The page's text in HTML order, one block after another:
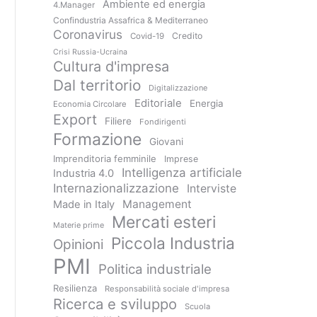
4.Manager Ambiente ed energia
Confindustria Assafrica & Mediterraneo
Coronavirus Covid-19 Credito
Crisi Russia-Ucraina
Cultura d'impresa
Dal territorio
Digitalizzazione
Economia Circolare
Editoriale Energia
Export Filiere Fondirigenti
Formazione
Giovani
Imprenditoria femminile
Imprese
Industria 4.0
Intelligenza artificiale
Internazionalizzazione
Interviste
Made in Italy Management
Materie prime Mercati esteri
Opinioni Piccola Industria
PMI Politica industriale
Resilienza Responsabilità sociale d'impresa
Ricerca e sviluppo Scuola